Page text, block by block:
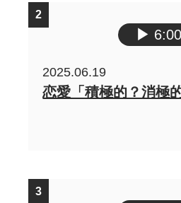
2
▶︎ 6:00
2025.06.19
恋愛「積極的？消極的
3